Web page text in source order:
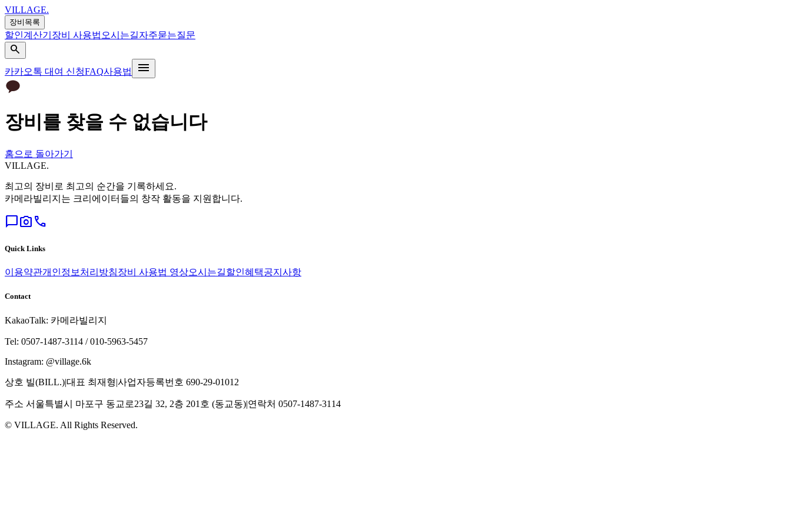
VILLAGE.
장비목록
할인계산기 장비 사용법 오시는길자주묻는질문
search
카카오톡 대여 신청FAQ사용법 menu
장비를 찾을 수 없습니다
홈으로 돌아가기
VILLAGE.
최고의 장비로 최고의 순간을 기록하세요.
카메라빌리지는 크리에이터들의 창작 활동을 지원합니다.
chat_bubblephoto_cameracall
Quick Links
이용약관개인정보처리방침장비 사용법 영상오시는길할인혜택공지사항
Contact
KakaoTalk: 카메라빌리지
Tel: 0507-1487-3114 / 010-5963-5457
Instagram: @village.6k
상호 빌(BILL.)|대표 최재형|사업자등록번호 690-29-01012
주소 서울특별시 마포구 동교로23길 32, 2층 201호 (동교동)|연락처 0507-1487-3114
© VILLAGE. All Rights Reserved.